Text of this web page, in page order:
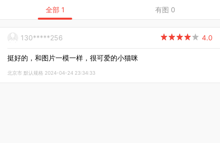
130*****256 4.0

挺好的，和图片一模一样，很可爱的小猫咪
北京市 默认规格 2024-04-24 23:34:33
全部 1 有图 0